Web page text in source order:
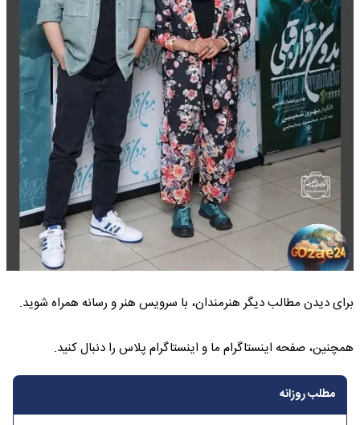
برای دیدن مطالب دیگر هنرمندان، با سرویس هنر و رسانه همراه شوید.
همچنین، صفحه اینستاگرام ما و اینستاگرام پلاس را دنبال کنید.
مطلب روزانه